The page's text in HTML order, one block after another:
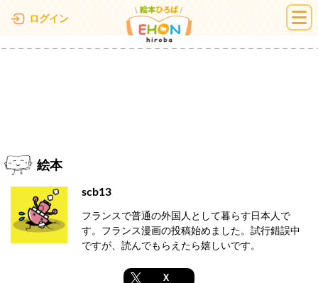
ログイン 絵本ひろば
絵本
scb13
フランスで普通の外国人として暮らす日本人で
す。フランス漫画の投稿始めました。試行錯誤中
ですが、読んでもらえたら嬉しいです。
X